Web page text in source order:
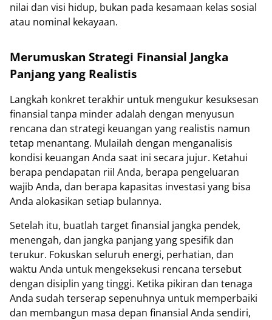
nilai dan visi hidup, bukan pada kesamaan kelas sosial
atau nominal kekayaan.
Merumuskan Strategi Finansial Jangka
Panjang yang Realistis
Langkah konkret terakhir untuk mengukur kesuksesan
finansial tanpa minder adalah dengan menyusun
rencana dan strategi keuangan yang realistis namun
tetap menantang. Mulailah dengan menganalisis
kondisi keuangan Anda saat ini secara jujur. Ketahui
berapa pendapatan riil Anda, berapa pengeluaran
wajib Anda, dan berapa kapasitas investasi yang bisa
Anda alokasikan setiap bulannya.
Setelah itu, buatlah target finansial jangka pendek,
menengah, dan jangka panjang yang spesifik dan
terukur. Fokuskan seluruh energi, perhatian, dan
waktu Anda untuk mengeksekusi rencana tersebut
dengan disiplin yang tinggi. Ketika pikiran dan tenaga
Anda sudah terserap sepenuhnya untuk memperbaiki
dan membangun masa depan finansial Anda sendiri,